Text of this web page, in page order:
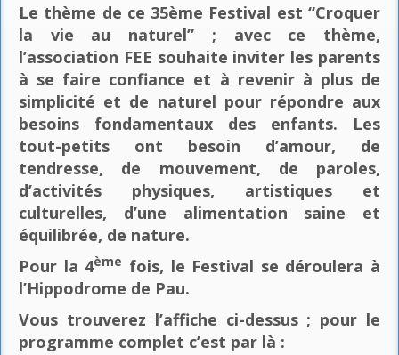
Le thème de ce 35ème Festival est “Croquer
la vie au naturel” ; avec ce thème,
l’association FEE souhaite inviter les parents
à se faire confiance et à revenir à plus de
simplicité et de naturel pour répondre aux
besoins fondamentaux des enfants. Les
tout-petits ont besoin d’amour, de
tendresse, de mouvement, de paroles,
d’activités physiques, artistiques et
culturelles, d’une alimentation saine et
équilibrée, de nature.
Pour la 4ème fois, le Festival se déroulera à
l’Hippodrome de Pau.
Vous trouverez l’affiche ci-dessus ; pour le
programme complet c’est par là :